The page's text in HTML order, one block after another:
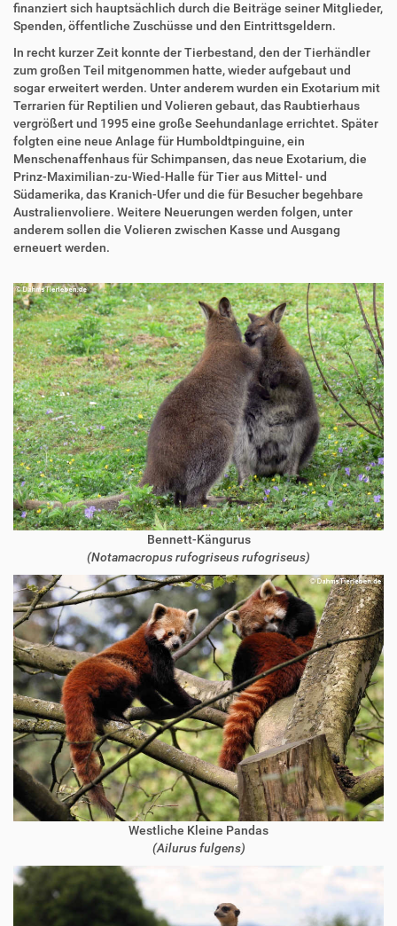
finanziert sich hauptsächlich durch die Beiträge seiner Mitglieder,
Spenden, öffentliche Zuschüsse und den Eintrittsgeldern.
In recht kurzer Zeit konnte der Tierbestand, den der Tierhändler
zum großen Teil mitgenommen hatte, wieder aufgebaut und
sogar erweitert werden. Unter anderem wurden ein Exotarium mit
Terrarien für Reptilien und Volieren gebaut, das Raubtierhaus
vergrößert und 1995 eine große Seehundanlage errichtet. Später
folgten eine neue Anlage für Humboldtpinguine, ein
Menschenaffenhaus für Schimpansen, das neue Exotarium, die
Prinz-Maximilian-zu-Wied-Halle für Tier aus Mittel- und
Südamerika, das Kranich-Ufer und die für Besucher begehbare
Australienvoliere. Weitere Neuerungen werden folgen, unter
anderem sollen die Volieren zwischen Kasse und Ausgang
erneuert werden.
Bennett-Kängurus
(Notamacropus rufogriseus rufogriseus)
Westliche Kleine Pandas
(Ailurus fulgens)